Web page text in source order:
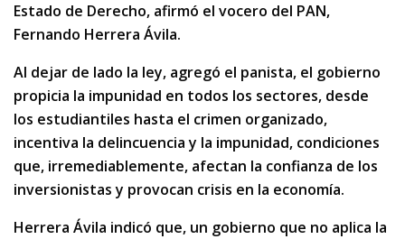
Estado de Derecho, afirmó el vocero del PAN,
Fernando Herrera Ávila.
Al dejar de lado la ley, agregó el panista, el gobierno
propicia la impunidad en todos los sectores, desde
los estudiantiles hasta el crimen organizado,
incentiva la delincuencia y la impunidad, condiciones
que, irremediablemente, afectan la confianza de los
inversionistas y provocan crisis en la economía.
Herrera Ávila indicó que, un gobierno que no aplica la